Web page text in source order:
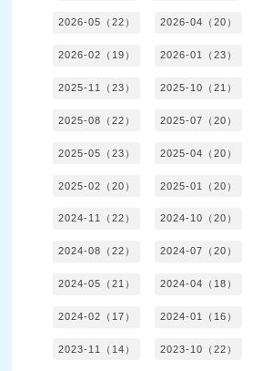
2026-05（22） 2026-04（20）
2026-02（19） 2026-01（23）
2025-11（23） 2025-10（21）
2025-08（22） 2025-07（20）
2025-05（23） 2025-04（20）
2025-02（20） 2025-01（20）
2024-11（22） 2024-10（20）
2024-08（22） 2024-07（20）
2024-05（21） 2024-04（18）
2024-02（17） 2024-01（16）
2023-11（14） 2023-10（22）